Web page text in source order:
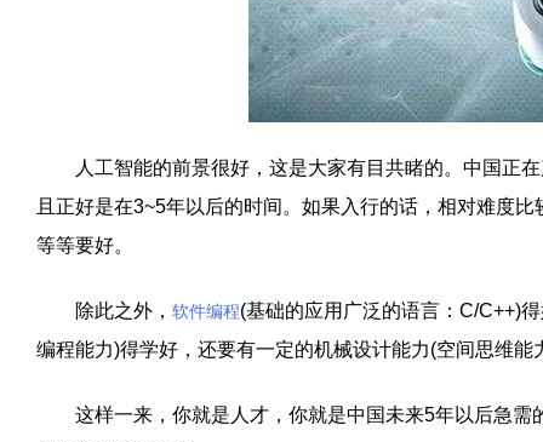
人工智能的前景很好，这是大家有目共睹的。中国正在
且正好是在3~5年以后的时间。如果入行的话，相对难度
等等要好。
除此之外， 软件编程(基础的应用广泛的语言：C/C++)
编程能力)得学好，还要有一定的机械设计能力(空间思维能
这样一来，你就是人才，你就是中国未来5年以后急需